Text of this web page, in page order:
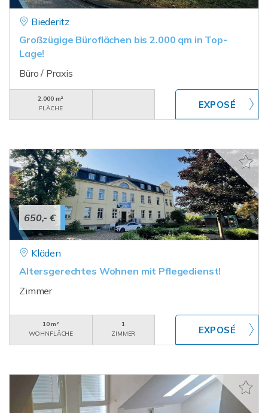
Biederitz
Großzügige Büroflächen bis 2.000 qm in Top-
Lage!
Büro / Praxis
2.000 m²
FLÄCHE
650,- €
Kläden
Altersgerechtes Wohnen mit Pflegedienst!
Zimmer
10 m²
WOHNFLÄCHE
1
ZIMMER